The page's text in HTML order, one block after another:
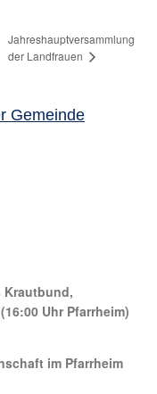
Jahreshauptversammlung
der Landfrauen
Gemeinde
Krautbund,
Uhr Pfarrheim)
im Pfarrheim